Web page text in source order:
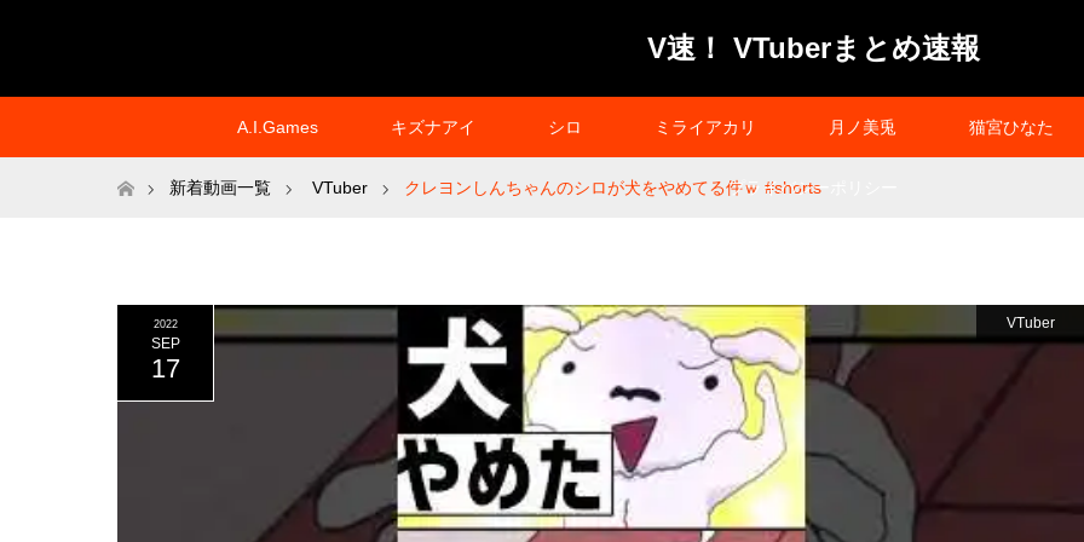
V速！ VTuberまとめ速報
A.I.Games キズナアイ シロ ミライアカリ 月ノ美兎 猫宮ひなた
プライバシーポリシー
ホーム新着動画一覧 VTuber クレヨンしんちゃんのシロが犬をやめてる件ｗ #shorts
2022
SEP
17
VTuber